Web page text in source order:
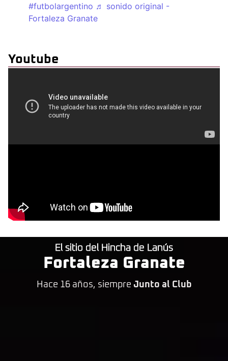
#futbolargentino ♬ sonido original -
Fortaleza Granate
Youtube
El sitio del Hincha de Lanús
Fortaleza Granate
Hace 16 años, siempre Junto al Club